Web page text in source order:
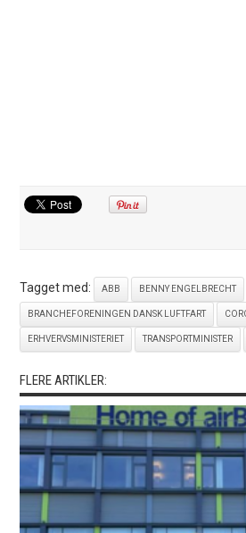
Tagget med: ABB BENNY ENGELBRECHT
BRANCHEFORENINGEN DANSK LUFTFART
ERHVERVSMINISTERIET TRANSPORTMINISTER
FLERE ARTIKLER: